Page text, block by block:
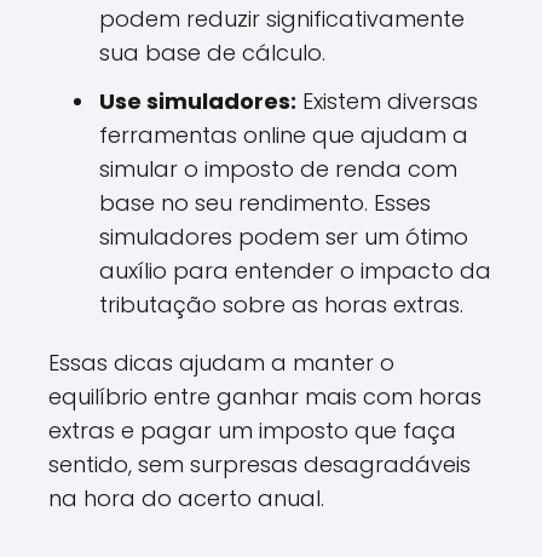
podem reduzir significativamente
sua base de cálculo.
Use simuladores: Existem diversas
ferramentas online que ajudam a
simular o imposto de renda com
base no seu rendimento. Esses
simuladores podem ser um ótimo
auxílio para entender o impacto da
tributação sobre as horas extras.
Essas dicas ajudam a manter o
equilíbrio entre ganhar mais com horas
extras e pagar um imposto que faça
sentido, sem surpresas desagradáveis
na hora do acerto anual.